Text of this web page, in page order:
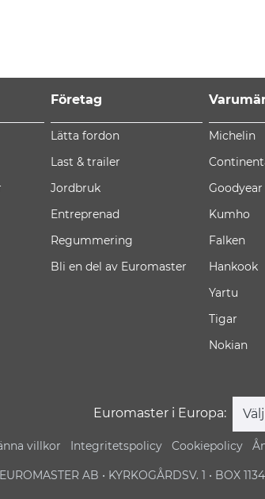
Företag
Lätta fordon
Last & trailer
Jordbruk
Entreprenad
Regummering
Bli en del av Euromaster
Michelin
Goodyear
Kumho
Falken
Hankook
Yartu
Tigar
Nokian
Euromaster i Europa:
villkor Integritetspolicy Cookiepolicy
AB • KYRKOGÅRDSV. 1 • BOX